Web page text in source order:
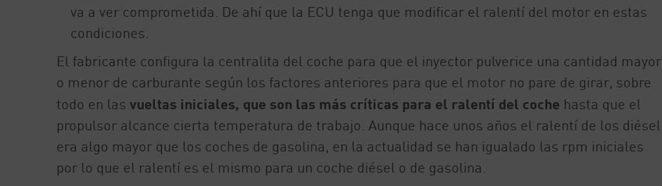
va a ver comprometida. De ahí que la ECU tenga que modificar el ralentí del motor en estas
condiciones.
El fabricante configura la centralita del coche para que el inyector pulverice una cantidad mayor
o menor de carburante según los factores anteriores para que el motor no pare de girar, sobre
todo en las vueltas iniciales, que son las más críticas para el ralentí del coche hasta que el
propulsor alcance cierta temperatura de trabajo. Aunque hace unos años el ralentí de los diésel
era algo mayor que los coches de gasolina, en la actualidad se han igualado las rpm iniciales
por lo que el ralentí es el mismo para un coche diésel o de gasolina.